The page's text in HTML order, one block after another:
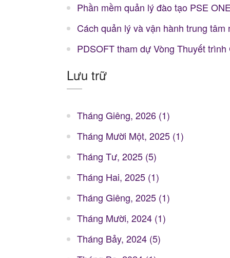
Phần mềm quản lý đào tạo PSE
Cách quản lý và vận hành trung tâm
PDSOFT tham dự Vòng Thuyết
Lưu trữ
Tháng Giêng, 2026 (1)
Tháng Mười Một, 2025 (1)
Tháng Tư, 2025 (5)
Tháng Hai, 2025 (1)
Tháng Giêng, 2025 (1)
Tháng Mười, 2024 (1)
Tháng Bảy, 2024 (5)